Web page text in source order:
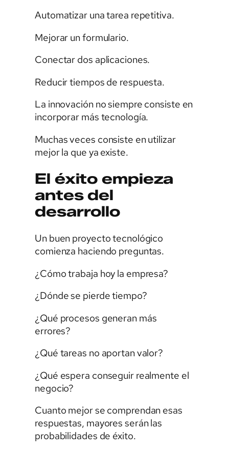
Automatizar una tarea repetitiva.
Mejorar un formulario.
Conectar dos aplicaciones.
Reducir tiempos de respuesta.
La innovación no siempre consiste en
incorporar más tecnología.
Muchas veces consiste en utilizar
mejor la que ya existe.
El éxito empieza
antes del
desarrollo
Un buen proyecto tecnológico
comienza haciendo preguntas.
¿Cómo trabaja hoy la empresa?
¿Dónde se pierde tiempo?
¿Qué procesos generan más
errores?
¿Qué tareas no aportan valor?
¿Qué espera conseguir realmente el
negocio?
Cuanto mejor se comprendan esas
respuestas, mayores serán las
probabilidades de éxito.